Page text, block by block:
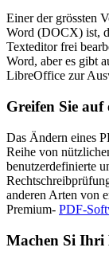
Einer der grössten
Word (DOCX) ist,
Texteditor frei
Word, aber es gibt
LibreOffice zur
Greifen Sie auf
Das Ändern eines
Reihe von
benutzerdefinierte
anderen Arten von
Premium- PDF-
Machen Si Ihri